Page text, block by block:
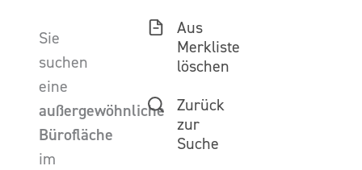
Sie
suchen
eine
außergewöhnliche
Bürofläche
im
Aus
Merkliste
löschen
Zurück
zur
Suche